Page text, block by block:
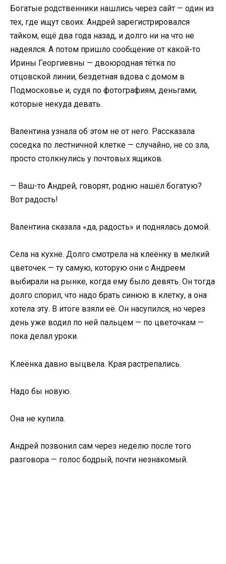
Богатые родственники нашлись через сайт — один из
тех, где ищут своих. Андрей зарегистрировался
тайком, ещё два года назад, и долго ни на что не
надеялся. А потом пришло сообщение от какой-то
Ирины Георгиевны — двоюродная тётка по
отцовской линии, бездетная вдова с домом в
Подмосковье и, судя по фотографиям, деньгами,
которые некуда девать.
Валентина узнала об этом не от него. Рассказала
соседка по лестничной клетке — случайно, не со зла,
просто столкнулись у почтовых ящиков.
— Ваш-то Андрей, говорят, родню нашёл богатую?
Вот радость!
Валентина сказала «да, радость» и поднялась домой.
Села на кухне. Долго смотрела на клеёнку в мелкий
цветочек — ту самую, которую они с Андреем
выбирали на рынке, когда ему было девять. Он тогда
долго спорил, что надо брать синюю в клетку, а она
хотела эту. В итоге взяли её. Он насупился, но через
день уже водил по ней пальцем — по цветочкам —
пока делал уроки.
Клеёнка давно выцвела. Края растрепались.
Надо бы новую.
Она не купила.
Андрей позвонил сам через неделю после того
разговора — голос бодрый, почти незнакомый.